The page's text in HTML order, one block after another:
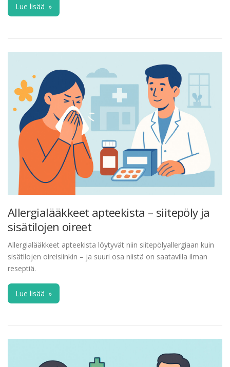
Lue lisää »
Allergialääkkeet apteekista – siitepöly ja
sisätilojen oireet
Allergialääkkeet apteekista löytyvät niin siitepölyallergiaan kuin
sisätilojen oireisiinkin – ja suuri osa niistä on saatavilla ilman
reseptiä.
Lue lisää »